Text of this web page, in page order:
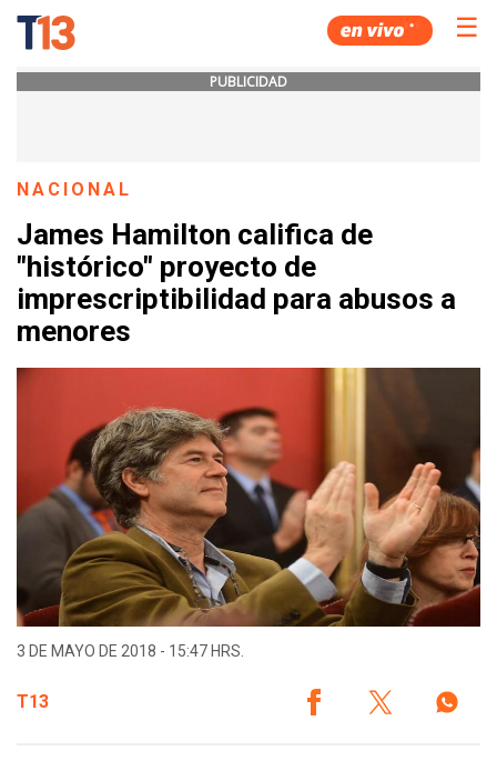
☰
PUBLICIDAD
NACIONAL
James Hamilton califica de
"histórico" proyecto de
imprescriptibilidad para abusos a
menores
3 DE MAYO DE 2018 - 15:47 HRS.
T13